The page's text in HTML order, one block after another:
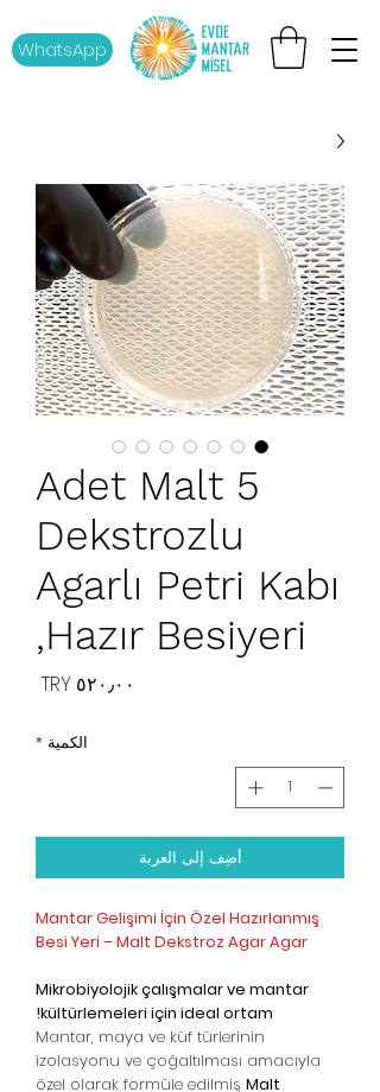
WhatsApp
5 Adet Malt
Dekstrozlu
Agarlı Petri Kabı
,Hazır Besiyeri
الكمية *
أضِف إلى العربة
Mantar Gelişimi İçin Özel Hazırlanmış
Besi Yeri – Malt Dekstroz Agar Agar
Mikrobiyolojik çalışmalar ve mantar
kültürlemeleri için ideal ortam!
Mantar, maya ve küf türlerinin
izolasyonu ve çoğaltılması amacıyla
özel olarak formüle edilmiş Malt